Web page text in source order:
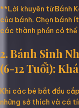
**Lời khuyên từ Bánh
của bánh. Chọn bánh
các thành phần có
2. Bánh Sinh
(6-12 Tuổi):
Khi các bé bắt đầu
những sở thích và cá